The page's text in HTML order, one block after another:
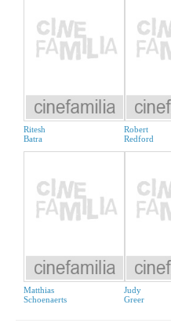
Ritesh
Batra
Robert
Redford
Matthias
Schoenaerts
Judy
Greer